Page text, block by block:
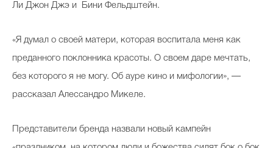
Ли Джон Джэ и Бини Фельдштейн.
«Я думал о своей матери, которая воспитала меня как
преданного поклонника красоты. О своем даре мечтать,
без которого я не могу. Об ауре кино и мифологии», —
рассказал Алессандро Микеле.
Представители бренда назвали новый кампейн